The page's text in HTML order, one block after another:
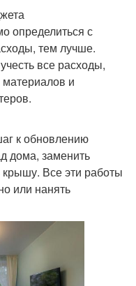
определиться с
тем лучше.
все расходы,
материалов и
к обновлению
дома, заменить
Все эти работы
или нанять